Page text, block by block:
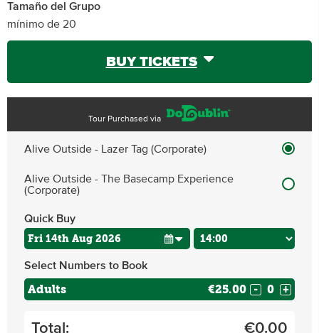
Tamaño del Grupo
mínimo de 20
BUY TICKETS
Tour Purchased via
Alive Outside - Lazer Tag (Corporate)
Alive Outside - The Basecamp Experience
(Corporate)
Quick Buy
Select Numbers to Book
Adults €25.00 - +
Total: €0.00